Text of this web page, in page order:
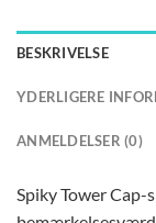
BESKRIVELSE
YDERLIGERE
ANMELDELSER (0)
Spiky Tower Cap-